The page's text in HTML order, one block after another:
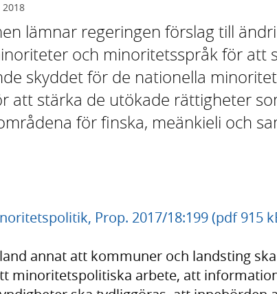
lämnar regeringen förslag till
och minoritetsspråk för att
skyddet för de nationella
att stärka de utökade rättigheter
för finska, meänkieli och
Prop. 2017/18:199 (pdf 915
annat att kommuner och landsting
minoritetspolitiska arbete, att